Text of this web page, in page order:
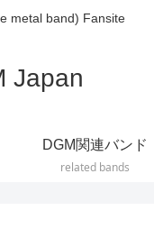
metal band) Fansite
Japan
DGM関連バンド
related bands